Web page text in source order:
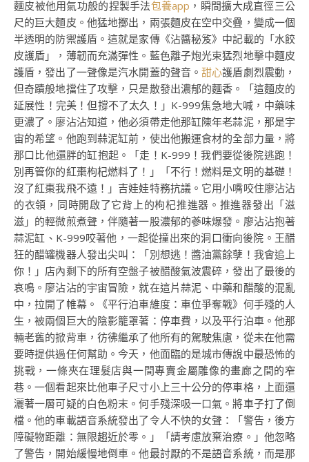
麵皮被他用氣功般的捏製手法包養app ，瞬間擴大成直徑三公
尺的巨大麵皮。他猛地擲出，兩張麵皮在空中交疊，變成一個
半透明的防禦護盾。這就是家傳《沾醬秘笈》中記載的「水餃
皮護盾」，薄韌而充滿彈性。藍色離子炮光束猛烈地擊中麵皮
護盾，發出了一聲像是汽水開蓋的聲音。甜心護盾劇烈震動，
但奇蹟般地擋住了攻擊，只是散發出濃郁的麵香。「這麵皮的
延展性！完美！但撐不了太久！」K-999焦急地大喊，中藥味
更濃了。廖沾沾知道，他必須帶走他那缸陳年老蒜泥，那是宇
宙的希望。他跑到蒜泥缸前，使出他搬運食材的全部力量，將
那口比他還胖的缸抱起。「走！K-999！我們要從後院逃跑！
別再管你的紅棗枸杞燃料了！」「不行！燃料是文明的基礎！
沒了紅棗我飛不遠！」吉娃娃特務抗議。它用小嘴咬住廖沾沾
的衣領，同時開啟了它背上的枸杞推進器。推進器發出「滋
滋」的輕微煎煮聲，伴隨著一股濃郁的蔘味爆發。廖沾沾抱著
蒜泥缸、K-999咬著他，一起從撞出來的洞口衝向後院。王醋
狂的醋罐機器人發出尖叫：「別想逃！醬油黨餘孽！我會追上
你！」店內剩下的所有空盤子被醋酸氣波震碎，發出了最後的
哀鳴。廖沾沾的宇宙冒險，就在這片蒜泥、中藥和醋酸的混亂
中，拉開了帷幕。《平行泊車維度：車位爭奪戰》何手殘的人
生，被兩個巨大的陰影籠罩著：停車費，以及平行泊車。他那
輛老舊的掀背車，彷彿繼承了他所有的駕駛焦慮，從未在他需
要時提供過任何幫助。今天，他面臨的是城市傳說中最恐怖的
挑戰，一條夾在理髮店與一間專賣金屬雕像的畫廊之間的窄
巷。一個看起來比他車子尺寸小上三十公分的停車格，上面還
灑著一層可疑的白色粉末。何手殘深吸一口氣。將車子打了倒
檔。他的車載語音系統發出了令人不快的女聲：「警告，後方
障礙物距離：無限趨近於零。」「請考慮放棄治療。」他忽略
了警告，開始緩慢地倒車。他最討厭的不是語音系統，而是那